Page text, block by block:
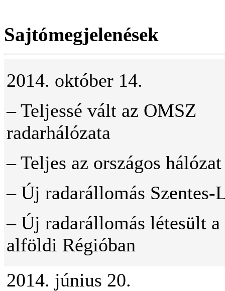
Sajtómegjelenések
2014. október 14.
– Teljessé vált az OMSZ
radarhálózata
– Teljes az országos hálózat
– Új radarállomás Szentes-
– Új radarállomás létesült
alföldi Régióban
2014. június 20.